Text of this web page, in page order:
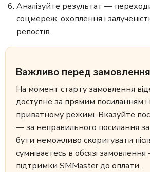
Аналізуйте результат — переходи
соцмереж, охоплення і
репостів.
Важливо перед
На момент старту замовлення
доступне за прямим посиланням
приватному режимі. Вказуйте
— за неправильного посилання
бути неможливо скоригувати
сумніваєтесь в обсязі
підтримки SMMaster до оплати.